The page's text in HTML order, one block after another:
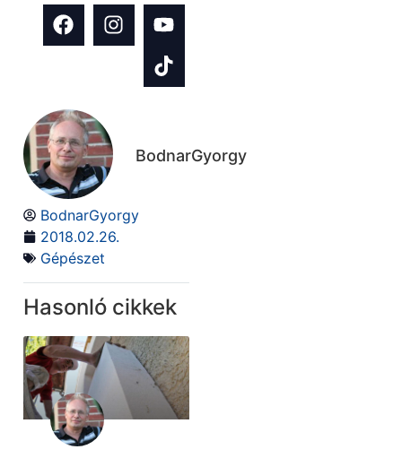
BodnarGyorgy
BodnarGyorgy
2018.02.26.
Gépészet
Hasonló cikkek